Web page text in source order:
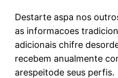
Destarte aspa nos
as informacoes
adicionais chifre
recebem anualmente
arespeitode seus perfis.